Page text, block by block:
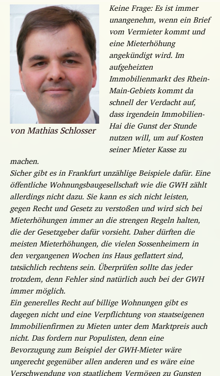
von Mathias Schlosser
Keine Frage: Es ist immer
unangenehm, wenn ein Brief
vom Vermieter kommt und
eine Mieterhöhung
angekündigt wird. Im
aufgeheizten
Immobilienmarkt des Rhein-
Main-Gebiets kommt da
schnell der Verdacht auf,
dass irgendein Immobilien-
Hai die Gunst der Stunde
nutzen will, um auf Kosten
seiner Mieter Kasse zu
machen.
Sicher gibt es in Frankfurt unzählige Beispiele dafür. Eine
öffentliche Wohnungsbaugesellschaft wie die GWH zählt
allerdings nicht dazu. Sie kann es sich nicht leisten,
gegen Recht und Gesetz zu verstoßen und wird sich bei
Mieterhöhungen immer an die strengen Regeln halten,
die der Gesetzgeber dafür vorsieht. Daher dürften die
meisten Mieterhöhungen, die vielen Sossenheimern in
den vergangenen Wochen ins Haus geflattert sind,
tatsächlich rechtens sein. Überprüfen sollte das jeder
trotzdem, denn Fehler sind natürlich auch bei der GWH
immer möglich.
Ein generelles Recht auf billige Wohnungen gibt es
dagegen nicht und eine Verpflichtung von staatseigenen
Immobilienfirmen zu Mieten unter dem Marktpreis auch
nicht. Das fordern nur Populisten, denn eine
Bevorzugung zum Beispiel der GWH-Mieter wäre
ungerecht gegenüber allen anderen und es wäre eine
Verschwendung von staatlichem Vermögen zu Gunsten